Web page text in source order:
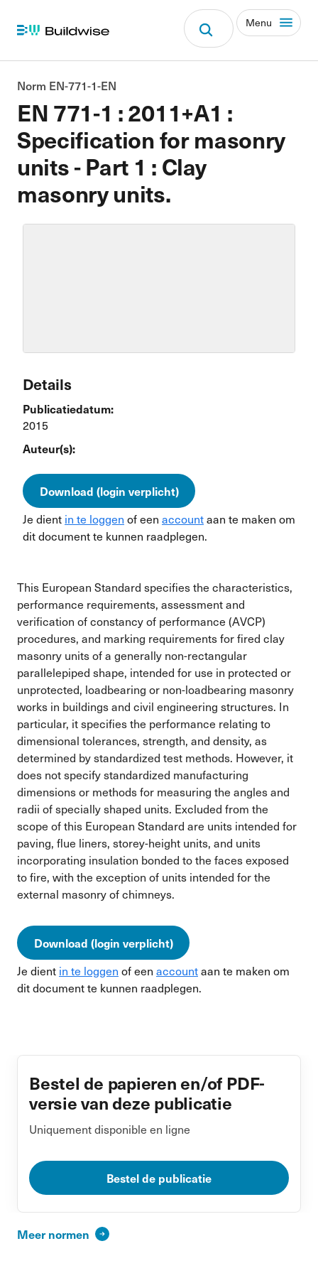
Menu
EN 771-1 : 2011+A1 :
Specification for masonry
units - Part 1 : Clay
masonry units.
Norm EN-771-1-EN
Details
Publicatiedatum:
2015
Auteur(s):
Download (login verplicht)
Je dient in te loggen of een accountaan te maken om
dit document te kunnen raadplegen.
This European Standard specifies the characteristics,
performance requirements, assessment and
verification of constancy of performance (AVCP)
procedures, and marking requirements for fired clay
masonry units of a generally non-rectangular
parallelepiped shape, intended for use in protected or
unprotected, loadbearing or non-loadbearing masonry
works in buildings and civil engineering structures. In
particular, it specifies the performance relating to
dimensional tolerances, strength, and density, as
determined by standardized test methods. However, it
does not specify standardized manufacturing
dimensions or methods for measuring the angles and
radii of specially shaped units. Excluded from the
scope of this European Standard are units intended for
paving, flue liners, storey-height units, and units
incorporating insulation bonded to the faces exposed
to fire, with the exception of units intended for the
external masonry of chimneys.
Download (login verplicht)
Je dient in te loggen of een accountaan te maken om
dit document te kunnen raadplegen.
Bestel de papieren en/of PDF-
versie van deze publicatie
Uniquement disponible en ligne
Bestel de publicatie
Meer normen